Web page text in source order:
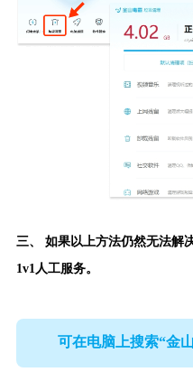
三、 如果以上方法仍然无法解
1v1人工服务。
可在电脑上搜索“金